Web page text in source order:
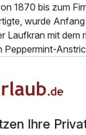
1870 bis zum
wurde
Laufkran mit dem
Peppermint-
Ihre